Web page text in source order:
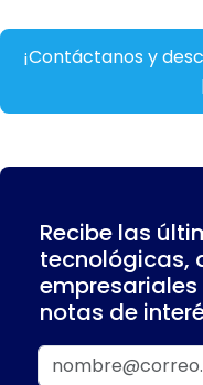
¡Contáctanos y
Recibe las
tecnológicas,
notas de